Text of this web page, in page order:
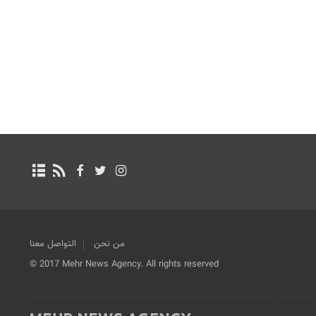
من نحن
التواصل معنا
© 2017 Mehr News Agency. All rights reserved